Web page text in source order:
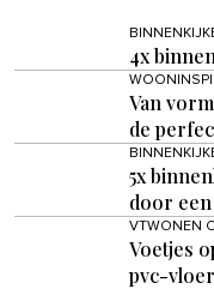
4x
Van
de
5x
door
VTWONEN
Voetjes
pvc-